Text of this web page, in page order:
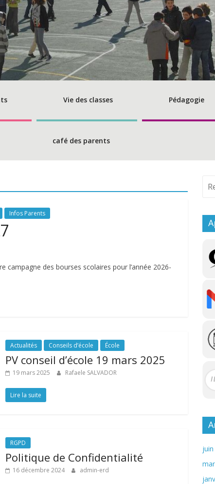
Vie des classes Pédagogie
café des parents
Infos Parents
campagne des bourses scolaires pour l’année 2026-
Actualités Conseils d’école École
PV conseil d’école 19 mars 2025
19 mars 2025 Rafaele SALVADOR
Lire la suite
RGPD
Politique de Confidentialité
16 décembre 2024 admin-erd